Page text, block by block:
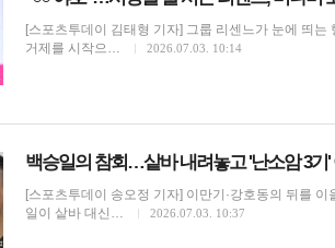
[스포츠투데이 김태형 기자] 그룹 리센느가 눈에 띄
거제를 시작으…
2026.07.03. 10:14
백승일의 참회…샅바 내려놓고 '난소암 3기'
[스포츠투데이 송오정 기자] 이만기·강호동의 뒤를
일이 샅바 대신…
2026.07.03. 10:37